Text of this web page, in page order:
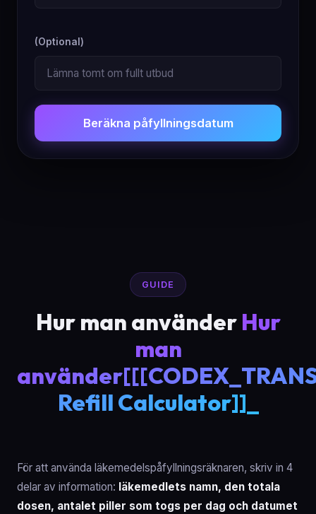
(Optional)
Beräkna påfyllningsdatum
GUIDE
Hur man använder Hur
man
Refill Calculator]]_
För att använda läkemedelspåfyllningsräknaren, skriv in 4
delar av information: läkemedlets namn, den totala
dosen, antalet piller som togs per dag och datumet